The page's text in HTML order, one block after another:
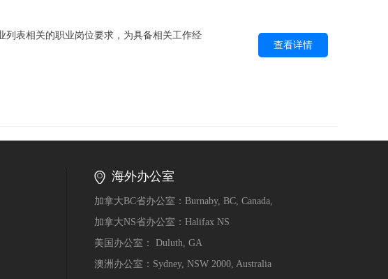
列表相关的职业岗位要求，为具备相关工作经
查看详情
海外办公室
加拿大BC省办公室：Burnaby, BC, Canada,
加拿大NS省办公室：Halifax NS
美国办公室： Duluth, GA
澳洲办公室：Sydney, NSW 2000, Australia